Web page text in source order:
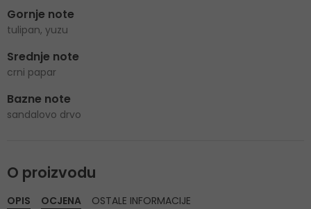
Gornje note
tulipan, yuzu
Srednje note
crni papar
Bazne note
sandalovo drvo
O proizvodu
OPIS OCJENA OSTALE INFORMACIJE